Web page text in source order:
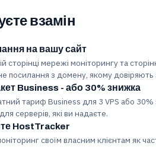
взамін
на вашу сайт
сторінці мережі моніторингу та
посилання з домену, якому довіряють
Business - або 30% знижка
тариф Business для 3 VPS або
серверів, які ви надаєте.
HostTracker
своїм власним клієнтам як